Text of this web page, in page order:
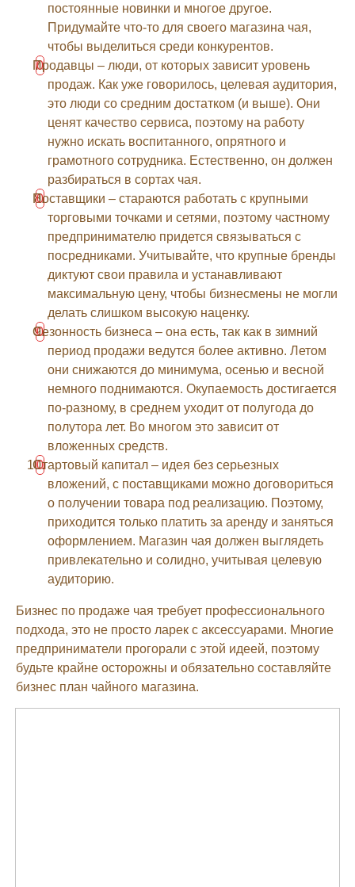
постоянные новинки и многое другое.
Придумайте что-то для своего магазина чая,
чтобы выделиться среди конкурентов.
Продавцы – люди, от которых зависит уровень
продаж. Как уже говорилось, целевая аудитория,
это люди со средним достатком (и выше). Они
ценят качество сервиса, поэтому на работу
нужно искать воспитанного, опрятного и
грамотного сотрудника. Естественно, он должен
разбираться в сортах чая.
Поставщики – стараются работать с крупными
торговыми точками и сетями, поэтому частному
предпринимателю придется связываться с
посредниками. Учитывайте, что крупные бренды
диктуют свои правила и устанавливают
максимальную цену, чтобы бизнесмены не могли
делать слишком высокую наценку.
Сезонность бизнеса – она есть, так как в зимний
период продажи ведутся более активно. Летом
они снижаются до минимума, осенью и весной
немного поднимаются. Окупаемость достигается
по-разному, в среднем уходит от полугода до
полутора лет. Во многом это зависит от
вложенных средств.
Стартовый капитал – идея без серьезных
вложений, с поставщиками можно договориться
о получении товара под реализацию. Поэтому,
приходится только платить за аренду и заняться
оформлением. Магазин чая должен выглядеть
привлекательно и солидно, учитывая целевую
аудиторию.
Бизнес по продаже чая требует профессионального
подхода, это не просто ларек с аксессуарами. Многие
предприниматели прогорали с этой идеей, поэтому
будьте крайне осторожны и обязательно составляйте
бизнес план чайного магазина.